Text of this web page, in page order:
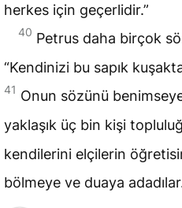
herkes için geçerlidir.”
40 Petrus daha birçok
“Kendinizi bu sapık
41 Onun sözünü
yaklaşık üç bin kişi
kendilerini elçilerin
bölmeye ve duaya